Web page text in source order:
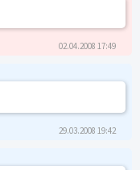
02.04.2008 17:49
29.03.2008 19:42